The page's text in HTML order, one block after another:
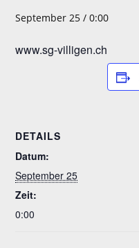
September 25 / 0:00
www.sg-villigen.ch
DETAILS
Datum:
September 25
Zeit:
0:00